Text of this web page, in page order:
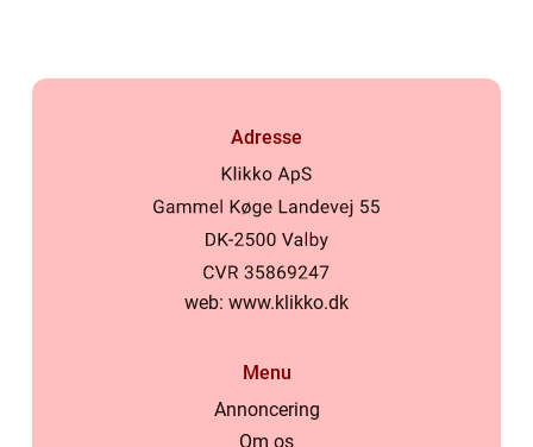
Adresse
web: www.klikko.dk
Menu
Annoncering
Om os